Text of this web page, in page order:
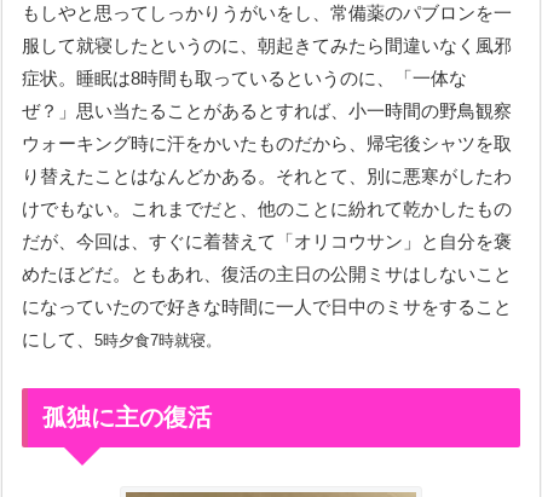
もしやと思ってしっかりうがいをし、常備薬のパブロンを一
服して就寝したというのに、朝起きてみたら間違いなく風邪
症状。睡眠は8時間も取っているというのに、「一体な
ぜ？」思い当たることがあるとすれば、小一時間の野鳥観察
ウォーキング時に汗をかいたものだから、帰宅後シャツを取
り替えたことはなんどかある。それとて、別に悪寒がしたわ
けでもない。これまでだと、他のことに紛れて乾かしたもの
だが、今回は、すぐに着替えて「オリコウサン」と自分を褒
めたほどだ。ともあれ、復活の主日の公開ミサはしないこと
になっていたので好きな時間に一人で日中のミサをすること
にして、5時夕食7時就寝。
孤独に主の復活